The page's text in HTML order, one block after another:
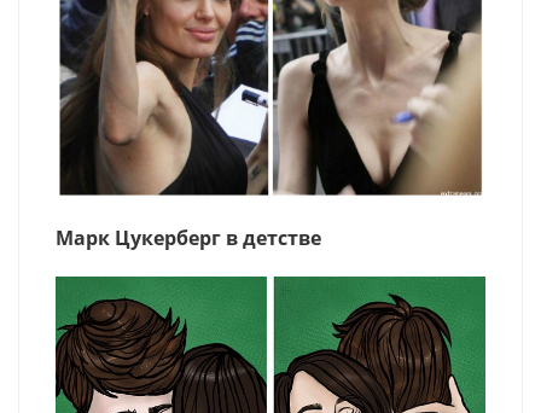
Марк Цукерберг в детстве